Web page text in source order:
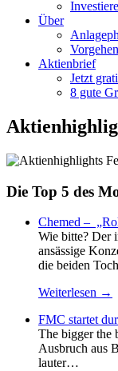
Über
Aktienbrief
Jetzt
8 gute
Die Top 5 des
Chemed –
Wie bitte? Der
ansässige
die beiden
Weiterlesen →
FMC startet
The bigger the
Ausbruch aus
lauter…